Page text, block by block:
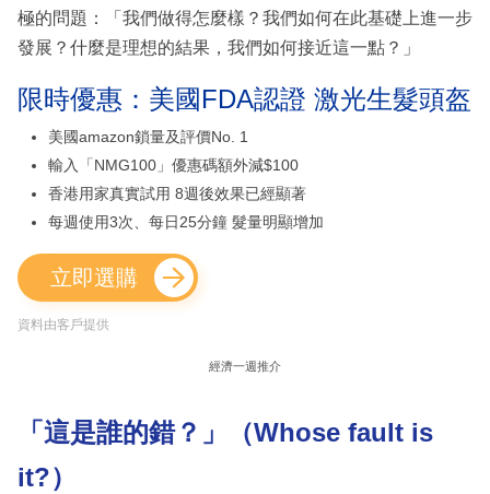
極的問題：「我們做得怎麼樣？我們如何在此基礎上進一步
發展？什麼是理想的結果，我們如何接近這一點？」
限時優惠：美國FDA認證 激光生髮頭盔
美國amazon鎖量及評價No. 1
輸入「NMG100」優惠碼額外減$100
香港用家真實試用 8週後效果已經顯著
每週使用3次、每日25分鐘 髮量明顯增加
立即選購
資料由客戶提供
經濟一週推介
「這是誰的錯？」（Whose fault is
it?）